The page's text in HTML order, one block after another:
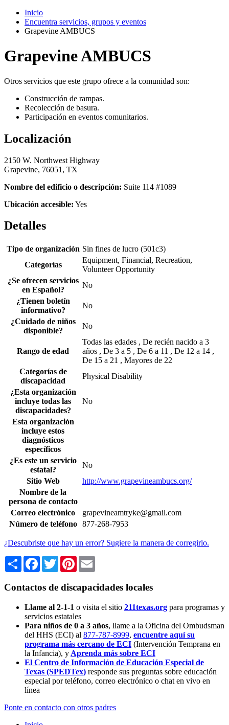
Inicio
Encuentra servicios, grupos y eventos
Grapevine AMBUCS
Grapevine AMBUCS
Otros servicios que este grupo ofrece a la comunidad son:
Construcción de rampas.
Recolección de basura.
Participación en eventos comunitarios.
Localización
2150 W. Northwest Highway
Grapevine, 76051, TX
Nombre del edificio o descripción: Suite 114 #1089
Ubicación accesible: Yes
Detalles
Tipo de organización Sin fines de lucro (501c3)
Categorías
Equipment, Financial, Recreation,
Volunteer Opportunity
¿Se ofrecen servicios
en Español?
No
¿Tienen boletín
informativo?
No
¿Cuidado de niños
disponible?
No
Rango de edad
Todas las edades , De recién nacido a 3
años , De 3 a 5 , De 6 a 11 , De 12 a 14 ,
De 15 a 21 , Mayores de 22
Categorías de
discapacidad
Physical Disability
¿Esta organización
incluye todas las
discapacidades?
No
Esta organización
incluye estos
diagnósticos
específicos
¿Es este un servicio
estatal?
No
Sitio Web
http://www.grapevineambucs.org/
Nombre de la
persona de contacto
Correo electrónico
grapevineamtryke@gmail.com
Número de teléfono
877-268-7953
¿Descubriste que hay un error? Sugiere la manera de corregirlo.
Share Facebook
TwitterPinterest
Contactos de discapacidades locales
Llame al 2-1-1 o visita el sitio 211texas.org para programas y
servicios estatales
Para niños de 0 a 3 años, llame a la Oficina del Ombudsman
del HHS (ECI) al 877-787-8999, encuentre aquí su
programa más cercano de ECI (Intervención Temprana en
la Infancia), y Aprenda más sobre ECI
El Centro de Información de Educación Especial de
Texas (SPEDTex) responde sus preguntas sobre educación
especial por teléfono, correo electrónico o chat en vivo en
línea
Ponte en contacto con otros padres